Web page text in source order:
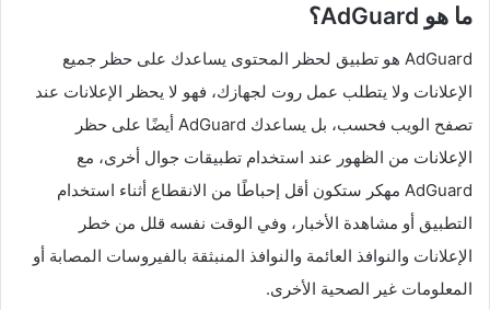
ما هو AdGuard؟
AdGuard هو تطبيق لحظر المحتوى يساعدك على حظر جميع
الإعلانات ولا يتطلب عمل روت لجهازك، فهو لا يحظر الإعلانات عند
تصفح الويب فحسب، بل يساعدك AdGuard أيضًا على حظر
الإعلانات من الظهور عند استخدام تطبيقات جوال أخرى، مع
AdGuard مهكر ستكون أقل إحباطًا من الانقطاع أثناء استخدام
التطبيق أو مشاهدة الأخبار، وفي الوقت نفسه قلل من خطر
الإعلانات والنوافذ العائمة والنوافذ المنبثقة بالفيروسات المصابة أو
المعلومات غير الصحية الأخرى.